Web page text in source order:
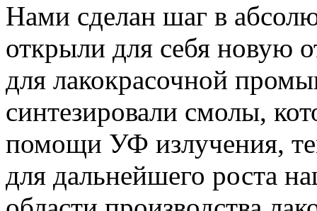
Нами сделан шаг в
открыли для себя новую
для лакокрасочной
синтезировали смолы,
помощи УФ излучения,
для дальнейшего роста